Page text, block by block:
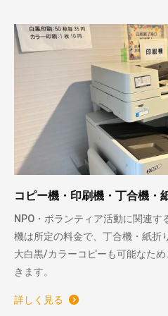
コピー機・印刷機・丁合機・
NPO・ボランティア活動に関連す
機は所定の料金で、丁合機・紙折
大白黒/カラーコピーも可能なた
きます。
詳しく見る